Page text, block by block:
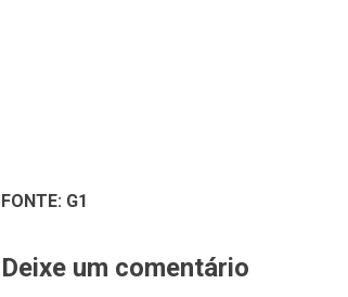
FONTE: G1
Deixe um comentário